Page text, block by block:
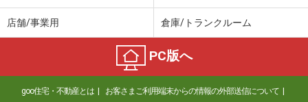
店舗/事業用 倉庫/トランクルーム
PC版へ
goo住宅・不動産とは お客さまご利用端末からの情報の外部送信について